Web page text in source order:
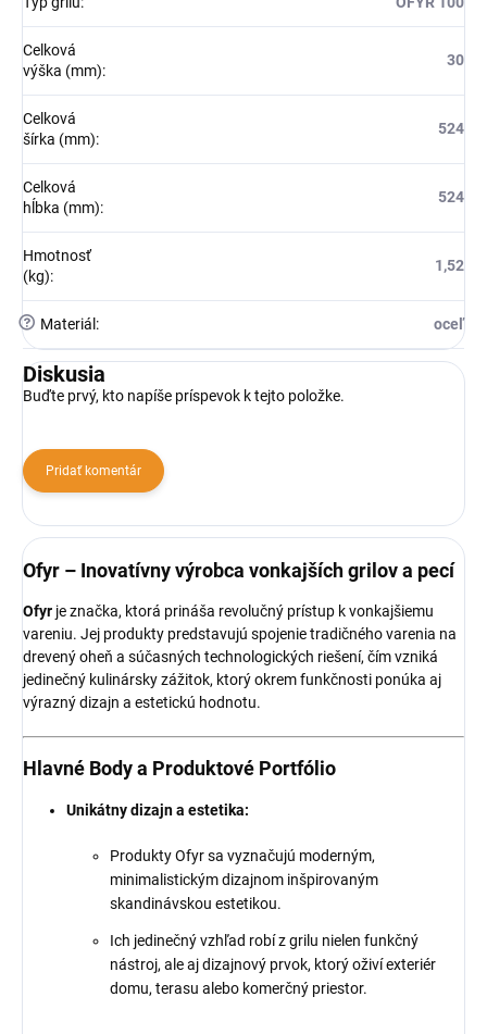
Celková
výška (mm):
30
Celková
šírka (mm):
524
Celková
hĺbka (mm):
524
Hmotnosť
(kg):
1,52
? Materiál : oceľ
Diskusia
Buďte prvý, kto napíše príspevok k tejto položke.
Pridať komentár
Ofyr – Inovatívny výrobca vonkajších grilov a pecí
Ofyr je značka, ktorá prináša revolučný prístup k vonkajšiemu
vareniu. Jej produkty predstavujú spojenie tradičného varenia na
drevený oheň a súčasných technologických riešení, čím vzniká
jedinečný kulinársky zážitok, ktorý okrem funkčnosti ponúka aj
výrazný dizajn a estetickú hodnotu.
Hlavné Body a Produktové Portfólio
Unikátny dizajn a estetika:
Produkty Ofyr sa vyznačujú moderným,
minimalistickým dizajnom inšpirovaným
skandinávskou estetikou.
Ich jedinečný vzhľad robí z grilu nielen funkčný
nástroj, ale aj dizajnový prvok, ktorý oživí exteriér
domu, terasu alebo komerčný priestor.